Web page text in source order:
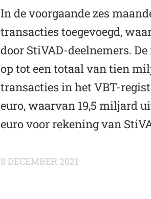
In de voorgaande zes
transacties toegevoegd,
door StiVAD-deelnemers.
op tot een totaal van tien
transacties in het VBT-
euro, waarvan 19,5 miljard
euro voor rekening van
8 DECEMBER 2021